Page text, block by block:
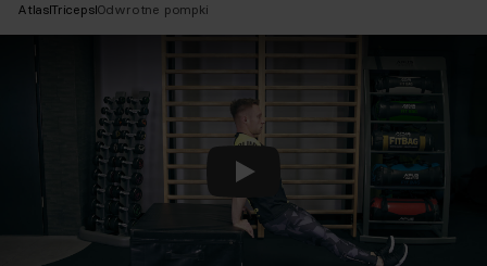
AtlasTricepsOdwrotne pompki
Odtwórz